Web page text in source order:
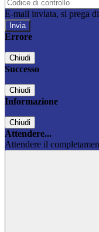
E-mail inviata, si prega
Errore
Chiudi
Successo
Chiudi
Informazione
Chiudi
Attendere...
Attendere il